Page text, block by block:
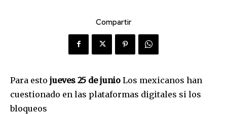
Compartir
Para esto jueves 25 de junio Los mexicanos han
cuestionado en las plataformas digitales si los
bloqueos